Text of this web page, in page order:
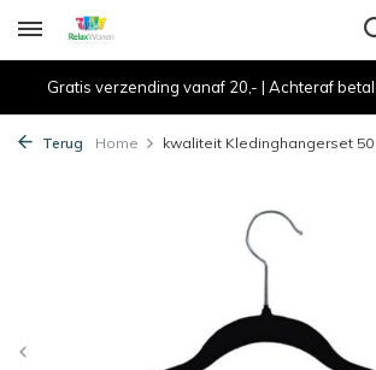
Gratis verzending vanaf 20,- | Achteraf
Terug Home kwaliteit Kledinghangerset 50